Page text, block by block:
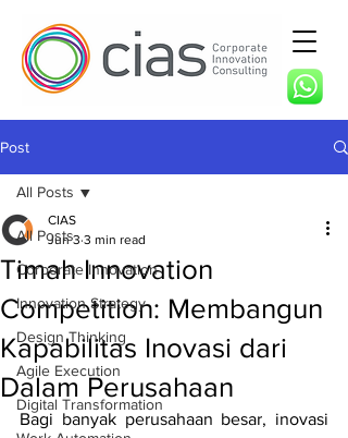
Post
All Posts
Corporate Innovation
Innovation Strategy
Design Thinking
Agile Execution
Digital Transformation
All Posts
Timah Innovation
Competition: Membangun
Kapabilitas Inovasi dari
Dalam Perusahaan
CIAS
Jun 3 3 min read
Bagi banyak perusahaan besar, inovasi